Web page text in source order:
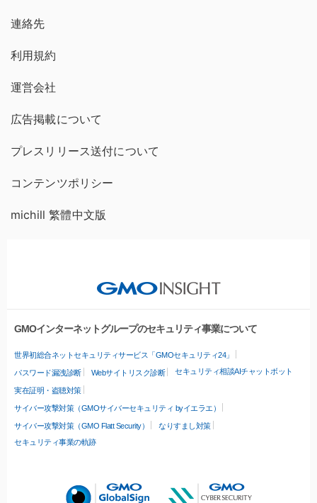
連絡先
利用規約
運営会社
広告掲載について
プレスリリース送付について
コンテンツポリシー
michill 繁體中文版
GMOインターネットグループのセキュリティ事業について
世界初総合ネットセキュリティサービス「GMOセキュリティ24」
パスワード漏洩診断 Webサイトリスク診断 セキュリティ相談AIチャットボット
実在証明・盗聴対策
サイバー攻撃対策（GMOサイバーセキュリティ byイエラエ）
サイバー攻撃対策（GMO Flatt Security）
なりすまし対策
セキュリティ事業の軌跡